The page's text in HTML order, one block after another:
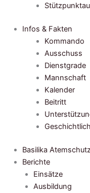
Infos & Fakten
Kommando
Ausschuss
Dienstgrade
Mannschaft
Kalender
Beitritt
Basilika
Berichte
Einsätze
Ausbildung